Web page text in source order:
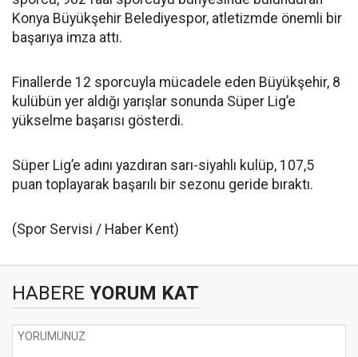
Konya Büyükşehir Belediyespor, atletizmde önemli bir
başarıya imza attı.
Finallerde 12 sporcuyla mücadele eden Büyükşehir, 8
kulübün yer aldığı yarışlar sonunda Süper Lig’e
yükselme başarısı gösterdi.
Süper Lig’e adını yazdıran sarı-siyahlı kulüp, 107,5
puan toplayarak başarılı bir sezonu geride bıraktı.
(Spor Servisi / Haber Kent)
HABERE YORUM KAT